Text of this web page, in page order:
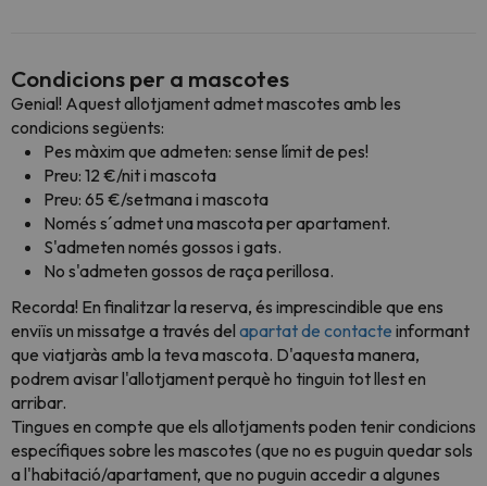
Condicions per a mascotes
Genial! Aquest allotjament admet mascotes amb les
condicions següents:
Pes màxim que admeten: sense límit de pes!
Preu: 12 €/nit i mascota
Preu: 65 €/setmana i mascota
Només s´admet una mascota per apartament.
S'admeten només gossos i gats.
No s'admeten gossos de raça perillosa.
Recorda! En finalitzar la reserva, és imprescindible que ens
enviïs un missatge a través del apartat de contacte informant
que viatjaràs amb la teva mascota. D'aquesta manera,
podrem avisar l'allotjament perquè ho tinguin tot llest en
arribar.
Tingues en compte que els allotjaments poden tenir condicions
específiques sobre les mascotes (que no es puguin quedar sols
a l'habitació/apartament, que no puguin accedir a algunes